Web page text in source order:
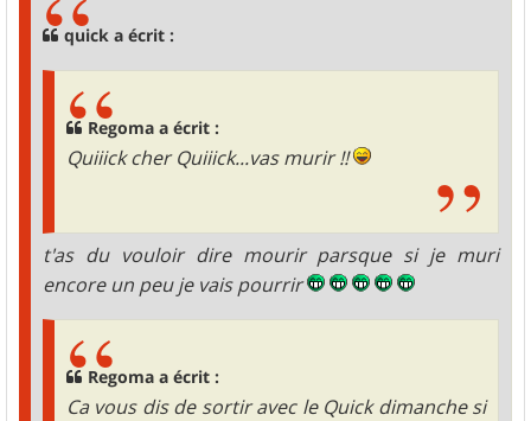
quick a écrit :
Regoma a écrit :
Quiiick cher Quiiick...vas murir !!
t'as du vouloir dire mourir parsque si je muri
encore un peu je vais pourrir
Regoma a écrit :
Ca vous dis de sortir avec le Quick dimanche si